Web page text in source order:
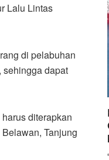
Lalu Lintas
di pelabuhan
dapat
diterapkan
Tanjung